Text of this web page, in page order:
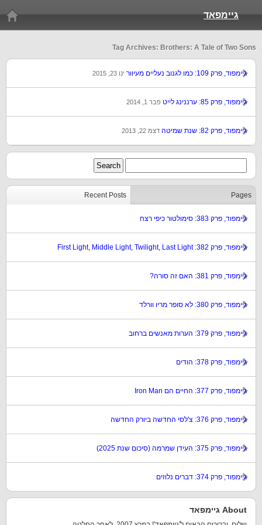
גיימפאד
Tag Archives: Brothers: A Tale of Two Sons
גיימפוד, פרק 109: כמו לגנוב נעליים מעיוור ינו 23, 2015
גיימפוד, פרק 85: ערננינג לייט פבר 1, 2014
גיימפוד, פרק 82: שנת שמיטה דצמ 22, 2013
Recent Posts Pages
גיימפוד, פרק 383: סימולטור כיפי רצח
גיימפוד, פרק 382: First Light, Middle Light, Twilight, Last Light
גיימפוד, פרק 381: האם זה סורה?
גיימפוד, פרק 380: לא סופר מריו וורלד
גיימפוד, פרק 379: הערות מאנשים ברחוב
גיימפוד, פרק 378: הודים
גיימפוד, פרק 377: החיים הם Iron Man
גיימפוד, פרק 376: צ'לסי החדשה ביורק החדשה
גיימפוד, פרק 375: העידן שמרמה (סיכום שנת 2025)
גיימפוד, פרק 374: דברים נלוזים
About גיימפאד